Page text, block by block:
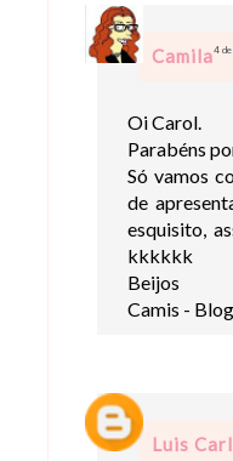
Camila4
Oi Carol.
Parabéns
Só vamos
de
esquisito,
kkkkkk
Beijos
Camis -
Luis